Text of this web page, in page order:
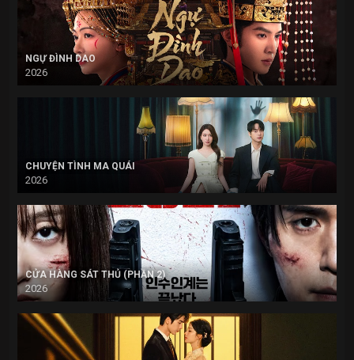
NGỰ ĐÌNH DAO
2026
CHUYỆN TÌNH MA QUÁI
2026
CỬA HÀNG SÁT THỦ (PHẦN 2)
2026